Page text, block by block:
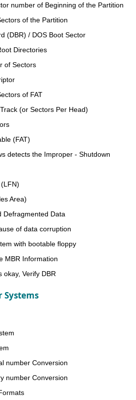
number of Beginning of the Partition
of the Partition
(DBR) / DOS Boot Sector
Directories
of Sectors
of FAT
(or Sectors Per Head)
(FAT)
detects the Improper - Shutdown
Area)
Defragmented Data
of data corruption
with bootable floppy
MBR Information
okay, Verify DBR
Systems
number Conversion
number Conversion